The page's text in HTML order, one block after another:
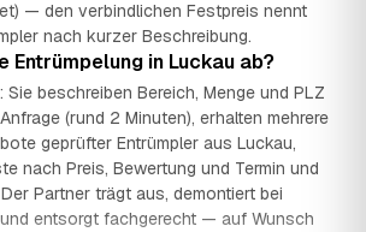
— den verbindlichen Festpreis nennt
nach kurzer Beschreibung.
Entrümpelung in Luckau ab?
Sie beschreiben Bereich, Menge und PLZ
(rund 2 Minuten), erhalten mehrere
geprüfter Entrümpler aus Luckau,
nach Preis, Bewertung und Termin und
Partner trägt aus, demontiert bei
entsorgt fachgerecht — auf Wunsch